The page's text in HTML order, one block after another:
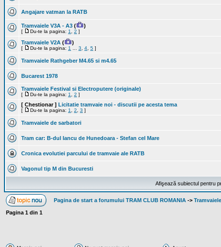
Angajare vatman la RATB
Tramvaiele V3A - A3 ( )
[ Du-te la pagina: 1 2 ]
Tramvaiele V2A ( )
[ Du-te la pagina: 1 3 4 5 ]
Tramvaiele Rathgeber M4.65 si m4.65
Bucarest 1978
Tramvaiele Festival si Electroputere (originale)
[ Du-te la pagina: 1 2 ]
[ Chestionar ] Licitatie tramvaie noi - discutii pe acesta tema
[ Du-te la pagina: 1 2 3 ]
Tramvaiele de sarbatori
Tram car: B-dul Iancu de Hunedoara - Stefan cel Mare
Cronica evolutiei parcului de tramvaie ale RATB
Vagonul tip M din Bucuresti
Afişează subiectul pentru
Pagina de start a forumului TRAM CLUB ROMANIA ->
Pagina 1 din 1